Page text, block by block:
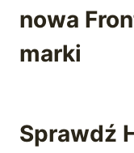
nowa
marki
Sprawdź